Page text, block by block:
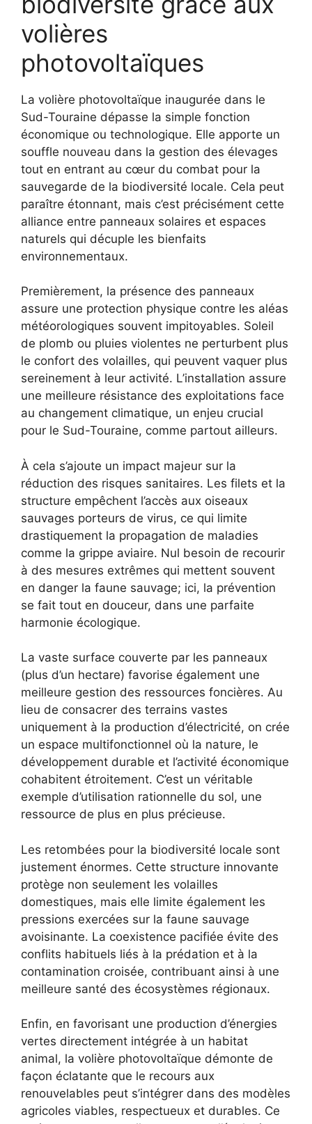
volières
photovoltaïques
La volière photovoltaïque inaugurée dans le
Sud-Touraine dépasse la simple fonction
économique ou technologique. Elle apporte un
souffle nouveau dans la gestion des élevages
tout en entrant au cœur du combat pour la
sauvegarde de la biodiversité locale. Cela peut
paraître étonnant, mais c’est précisément cette
alliance entre panneaux solaires et espaces
naturels qui décuple les bienfaits
environnementaux.
Premièrement, la présence des panneaux
assure une protection physique contre les aléas
météorologiques souvent impitoyables. Soleil
de plomb ou pluies violentes ne perturbent plus
le confort des volailles, qui peuvent vaquer plus
sereinement à leur activité. L’installation assure
une meilleure résistance des exploitations face
au changement climatique, un enjeu crucial
pour le Sud-Touraine, comme partout ailleurs.
À cela s’ajoute un impact majeur sur la
réduction des risques sanitaires. Les filets et la
structure empêchent l’accès aux oiseaux
sauvages porteurs de virus, ce qui limite
drastiquement la propagation de maladies
comme la grippe aviaire. Nul besoin de recourir
à des mesures extrêmes qui mettent souvent
en danger la faune sauvage; ici, la prévention
se fait tout en douceur, dans une parfaite
harmonie écologique.
La vaste surface couverte par les panneaux
(plus d’un hectare) favorise également une
meilleure gestion des ressources foncières. Au
lieu de consacrer des terrains vastes
uniquement à la production d’électricité, on crée
un espace multifonctionnel où la nature, le
développement durable et l’activité économique
cohabitent étroitement. C’est un véritable
exemple d’utilisation rationnelle du sol, une
ressource de plus en plus précieuse.
Les retombées pour la biodiversité locale sont
justement énormes. Cette structure innovante
protège non seulement les volailles
domestiques, mais elle limite également les
pressions exercées sur la faune sauvage
avoisinante. La coexistence pacifiée évite des
conflits habituels liés à la prédation et à la
contamination croisée, contribuant ainsi à une
meilleure santé des écosystèmes régionaux.
Enfin, en favorisant une production d’énergies
vertes directement intégrée à un habitat
animal, la volière photovoltaïque démonte de
façon éclatante que le recours aux
renouvelables peut s’intégrer dans des modèles
agricoles viables, respectueux et durables. Ce